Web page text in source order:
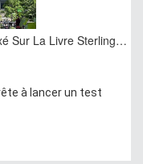
Sur La Livre Sterling…
à lancer un test